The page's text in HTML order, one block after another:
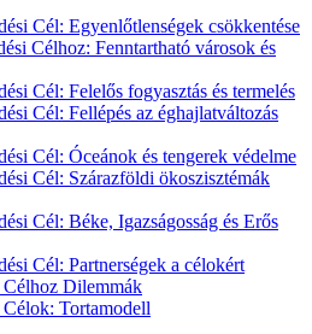
Cél: Egyenlőtlenségek csökkentése
Célhoz: Fenntartható városok és
Cél: Felelős fogyasztás és termelés
Cél: Fellépés az éghajlatváltozás
Cél: Óceánok és tengerek védelme
Cél: Szárazföldi ökoszisztémák
Cél: Béke, Igazságosság és Erős
Cél: Partnerségek a célokért
Célhoz Dilemmák
Tortamodell